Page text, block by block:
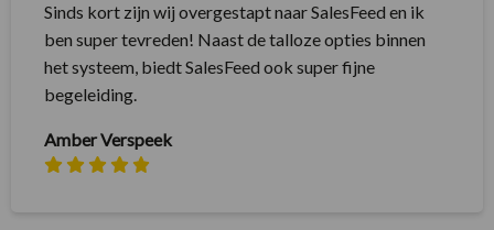
Sinds kort zijn wij overgestapt naar SalesFeed en ik
ben super tevreden! Naast de talloze opties binnen
het systeem, biedt SalesFeed ook super fijne
begeleiding.
Amber Verspeek